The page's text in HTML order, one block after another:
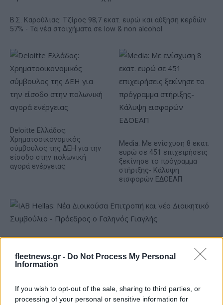
fleetnews.gr - Do Not Process My Personal
Information
If you wish to opt-out of the sale, sharing to third parties, or
processing of your personal or sensitive information for
Β.Σ. Καρούλιας: Τζίρος 98,7 εκατ. ευρώ και αύξηση κερδών
57% - Τα νέα στοιχήματα σε low & non alcohol
Deloitte Ελλάδος:
Χρηματοοικονομικός
σύμβουλος της ΔΕΗ για την
είσοδο στην πολωνική
αγορά ενέργειας
Media: Με ενίσχυση 8 εκατ.
ευρώ σε 451 επιχειρήσεις
ξεκίνησε το πρόγραμμα
στήριξης- Κάλυψη
εισφορών ΕΔΟΕΑΠ